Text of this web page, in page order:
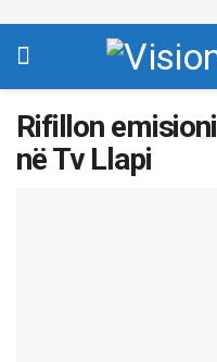
Rifillon
në Tv Llapi